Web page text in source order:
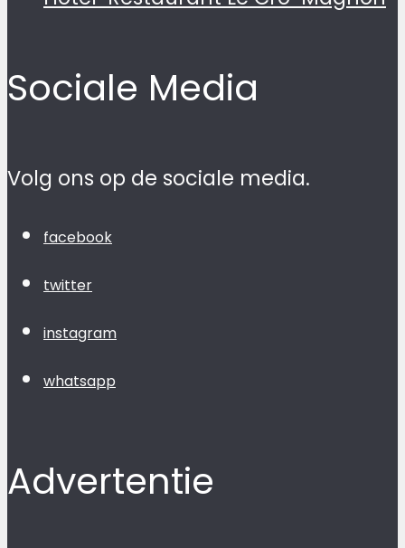
Sociale Media
Volg ons op de sociale media.
facebook
twitter
instagram
whatsapp
Advertentie